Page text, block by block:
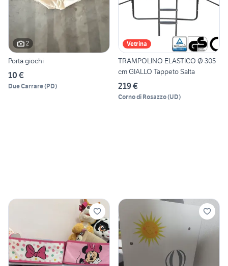
2
Porta giochi
10 €
Due Carrare(PD)
Vetrina
TRAMPOLINO ELASTICO Ø 305
cm GIALLO Tappeto Salta
219 €
Corno di Rosazzo(UD)